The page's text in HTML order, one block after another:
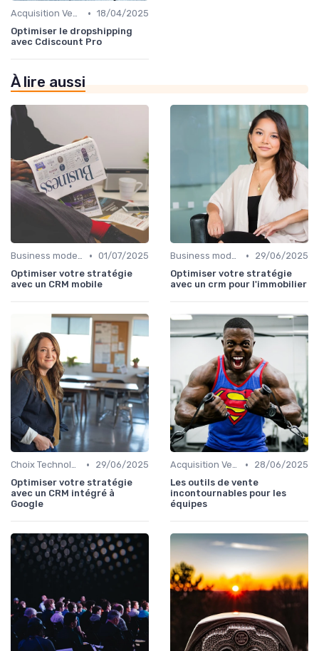
Acquisition Vendeurs • 18/04/2025
Optimiser le dropshipping
avec Cdiscount Pro
À lire aussi
Business model de marketplace • 01/07/2025
Optimiser votre stratégie
avec un CRM mobile
Business model de marketplace •
29/06/2025
Optimiser votre stratégie
avec un crm pour l'immobilier
Choix Technologiques •
29/06/2025
Optimiser votre stratégie
avec un CRM intégré à
Google
Acquisition Vendeurs •
28/06/2025
Les outils de vente
incontournables pour les
équipes